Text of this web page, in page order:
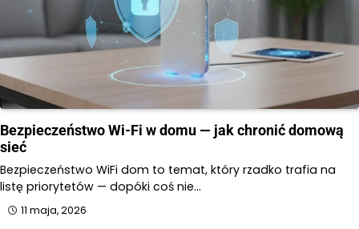
Bezpieczeństwo Wi-Fi w domu — jak chronić domową
sieć
Bezpieczeństwo WiFi dom to temat, który rzadko trafia na
listę priorytetów — dopóki coś nie…
11 maja, 2026